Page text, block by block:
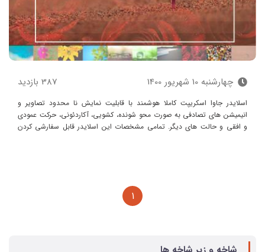
چهارشنبه 10 شهريور 1400 387 بازدید
اسلایدر جاوا اسکریپت کاملا هوشمند با قابلیت نمایش نا محدود تصاویر و
انیمیشن های تصادفی به صورت محو شونده، کشویی، آکاردئونی، حرکت عمودی
و افقی و حالت های دیگر. تمامی مشخصات این اسلایدر قابل سفارشی کردن
1